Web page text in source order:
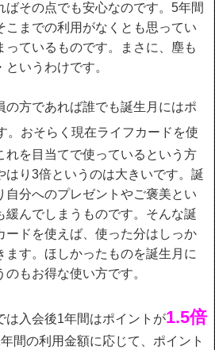
ばその点でも安心なのです。5年間
こまでの利用がなくとも思ってい
っているものです。まさに、塵も
いうわけです。
の方であれば誰でも誕生月にはポ
。おそらく現在ライフカードを使
れを目当てで使っているという方
はり3倍というのは大きいです。誕
自分へのプレゼントやご褒美とい
緩んでしまうものです。そんな誕
ードを使えば、使った分はしっか
ます。ほしかったものを誕生月に
もお得な使い方です。
は入会後1年間はポイントが1.5倍
間の利用金額に応じて、ポイント